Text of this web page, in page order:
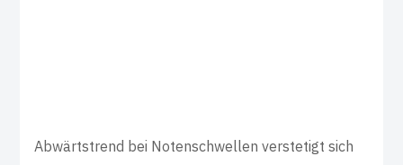
Abwärtstrend bei Notenschwellen verstetigt sich